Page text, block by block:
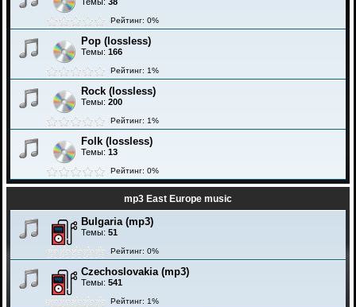
Рейтинг: 0%
Pop (lossless)
Темы: 166
Рейтинг: 1%
Rock (lossless)
Темы: 200
Рейтинг: 1%
Folk (lossless)
Темы: 13
Рейтинг: 0%
mp3 East Europe music
Bulgaria (mp3)
Темы: 51
Рейтинг: 0%
Czechoslovakia (mp3)
Темы: 541
Рейтинг: 1%